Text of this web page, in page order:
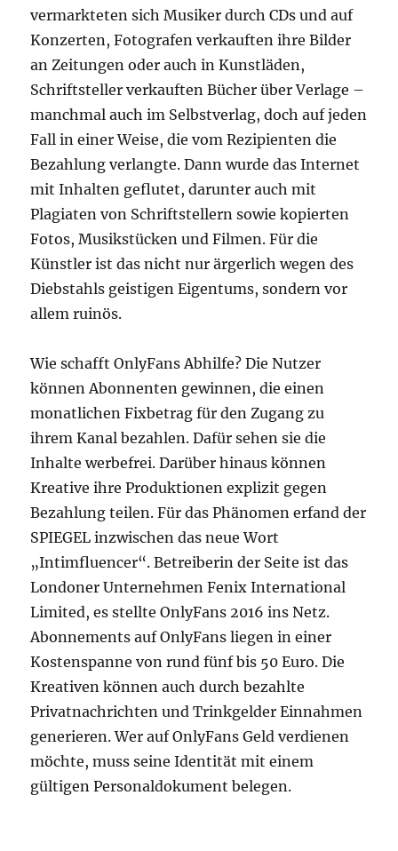
vermarkteten sich Musiker durch CDs und auf
Konzerten, Fotografen verkauften ihre Bilder
an Zeitungen oder auch in Kunstläden,
Schriftsteller verkauften Bücher über Verlage –
manchmal auch im Selbstverlag, doch auf jeden
Fall in einer Weise, die vom Rezipienten die
Bezahlung verlangte. Dann wurde das Internet
mit Inhalten geflutet, darunter auch mit
Plagiaten von Schriftstellern sowie kopierten
Fotos, Musikstücken und Filmen. Für die
Künstler ist das nicht nur ärgerlich wegen des
Diebstahls geistigen Eigentums, sondern vor
allem ruinös.
Wie schafft OnlyFans Abhilfe? Die Nutzer
können Abonnenten gewinnen, die einen
monatlichen Fixbetrag für den Zugang zu
ihrem Kanal bezahlen. Dafür sehen sie die
Inhalte werbefrei. Darüber hinaus können
Kreative ihre Produktionen explizit gegen
Bezahlung teilen. Für das Phänomen erfand der
SPIEGEL inzwischen das neue Wort
„Intimfluencer“. Betreiberin der Seite ist das
Londoner Unternehmen Fenix International
Limited, es stellte OnlyFans 2016 ins Netz.
Abonnements auf OnlyFans liegen in einer
Kostenspanne von rund fünf bis 50 Euro. Die
Kreativen können auch durch bezahlte
Privatnachrichten und Trinkgelder Einnahmen
generieren. Wer auf OnlyFans Geld verdienen
möchte, muss seine Identität mit einem
gültigen Personaldokument belegen.